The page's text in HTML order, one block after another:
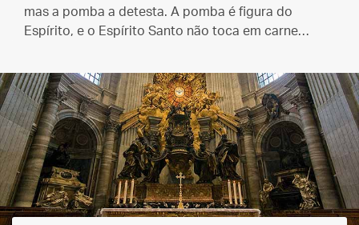
mas a pomba a detesta. A pomba é figura do
Espírito, e o Espírito Santo não toca em carne